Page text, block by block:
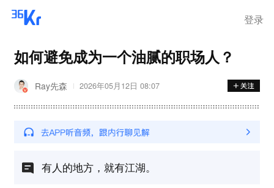
登录
如何避免成为一个油腻的职场人？
Ray先森 2026年05月12日 08:07
有人的地方，就有江湖。